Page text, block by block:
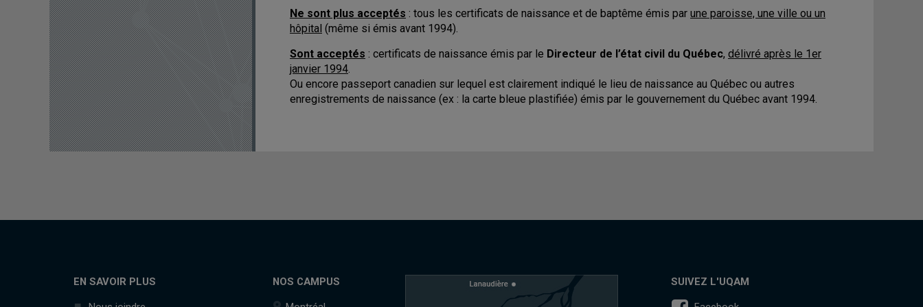
Ne sont plus acceptés : tous les certificats de naissance et de baptême émis par une paroisse, une ville ou un
hôpital (même si émis avant 1994).
Sont acceptés : certificats de naissance émis par le Directeur de l’état civil du Québec, délivré après le 1er
janvier 1994.
Ou encore passeport canadien sur lequel est clairement indiqué le lieu de naissance au Québec ou autres
enregistrements de naissance (ex : la carte bleue plastifiée) émis par le gouvernement du Québec avant 1994.
EN SAVOIR PLUS NOS CAMPUS SUIVEZ L'UQAM